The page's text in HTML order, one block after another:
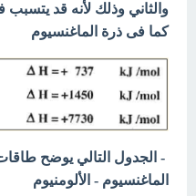
والثاني وذلك لأنه قد
كما فى ذرة الماغنسيوم
- الجدول التالي يوضح
الماغنسيوم - الألومنيوم